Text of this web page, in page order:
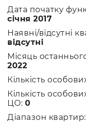
Дата початку
січня 2017
Наявні/відсутні
відсутні
Місяць
2022
Кількість
Кількість
ЦО: 0
Діапазон квартир: